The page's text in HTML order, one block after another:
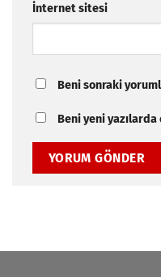
İnternet sitesi
Beni sonraki
Beni yeni